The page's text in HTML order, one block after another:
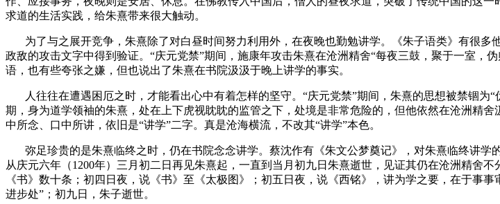
求道的生活实践，给朱熹带来很大触动。
为了与之展开竞争，朱熹除了对白昼时间努力利用外，在夜晚也勤勉讲学。《朱子语类》有很
政敌的攻击文字中得到验证。“庆元党禁”期间，施康年攻击朱熹在沧洲精舍“每夜三鼓，聚于一室，
语，也有些夸张之嫌，但也说出了朱熹在书院汲汲于晚上讲学的事实。
人往往在遭遇困厄之时，才能看出心中有着怎样的坚守。“庆元党禁”期间，朱熹的思想被禁锢
期，身为道学领袖的朱熹，处在上下虎视眈眈的监管之下，处境是非常危险的，但他依然在沧洲精
中所念、口中所讲，依旧是“讲学”二字。真是沧海横流，不改其“讲学”本色。
弥足珍贵的是朱熹临终之时，仍在书院念念讲学。蔡沈作有《朱文公梦奠记》，对朱熹临终讲
从庆元六年（1200年）三月初二日再见朱熹起，一直到当月初九日朱熹逝世，见证其仍在沧洲精舍
《书》数十条；初四日夜，说《书》至《太极图》；初五日夜，说《西铭》，讲为学之要，在于事
进步处”；初九日，朱子逝世。